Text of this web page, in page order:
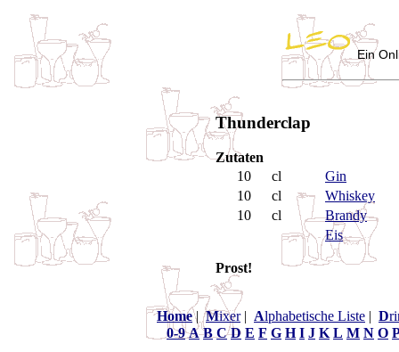
Ein
Thunderclap
Zutaten
10
cl
Gin
10
cl
Whiskey
10
cl
Brandy
Eis
Prost!
Home|Mixer| Alphabetische Liste | D
0-9 A B C D E F G H I J K L M N O